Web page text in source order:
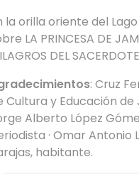
la orilla oriente del
LA PRINCESA DE
DEL
: Cruz
Cultura y Educación de
Alberto López
· Omar Antonio
habitante.